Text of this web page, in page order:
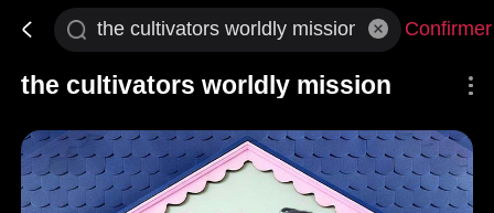
Confirmer
the cultivators worldly mission